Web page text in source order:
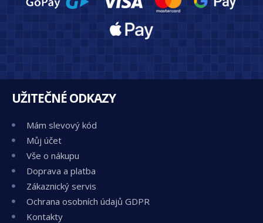
UŽITEČNÉ ODKAZY
Mám slevový kód
Můj účet
Vše o nákupu
Doprava a platba
Zákaznický servis
Ochrana osobních údajů GDPR
Kontakty